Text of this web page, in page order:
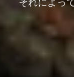
それによっ